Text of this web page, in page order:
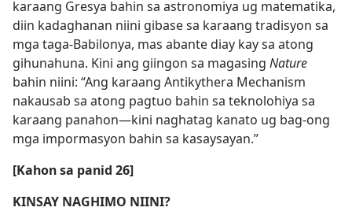
karaang Gresya bahin sa astronomiya ug matematika,
diin kadaghanan niini gibase sa karaang tradisyon sa
mga taga-Babilonya, mas abante diay kay sa atong
gihunahuna. Kini ang giingon sa magasing Nature
bahin niini: “Ang karaang Antikythera Mechanism
nakausab sa atong pagtuo bahin sa teknolohiya sa
karaang panahon​—kini naghatag kanato ug bag-ong
mga impormasyon bahin sa kasaysayan.”
[Kahon sa panid 26]
KINSAY NAGHIMO NIINI?